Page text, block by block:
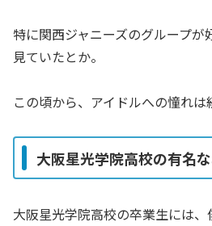
特に関西ジャニーズのグループが
見ていたとか。
この頃から、アイドルへの憧れは
大阪星光学院高校の有名
大阪星光学院高校の卒業生には、